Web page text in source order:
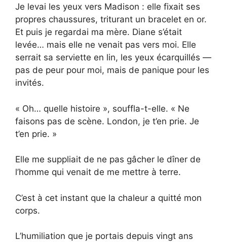
Je levai les yeux vers Madison : elle fixait ses
propres chaussures, triturant un bracelet en or.
Et puis je regardai ma mère. Diane s’était
levée… mais elle ne venait pas vers moi. Elle
serrait sa serviette en lin, les yeux écarquillés —
pas de peur pour moi, mais de panique pour les
invités.
« Oh… quelle histoire », souffla-t-elle. « Ne
faisons pas de scène. London, je t’en prie. Je
t’en prie. »
Elle me suppliait de ne pas gâcher le dîner de
l’homme qui venait de me mettre à terre.
C’est à cet instant que la chaleur a quitté mon
corps.
L’humiliation que je portais depuis vingt ans